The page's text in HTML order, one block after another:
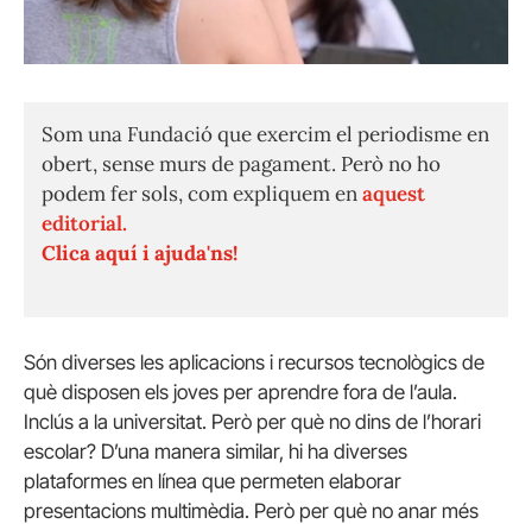
Som una Fundació que exercim el periodisme en
obert, sense murs de pagament. Però no ho
podem fer sols, com expliquem enaquest
editorial.
Clica aquí i ajuda'ns!
Són diverses les aplicacions i recursos tecnològics de
què disposen els joves per aprendre fora de l’aula.
Inclús a la universitat. Però per què no dins de l’horari
escolar? D’una manera similar, hi ha diverses
plataformes en línea que permeten elaborar
presentacions multimèdia. Però per què no anar més